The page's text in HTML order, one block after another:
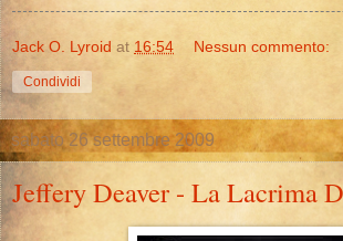
Jack O. Lyroid at 16:54 Nessun commento:
Condividi
sabato 26 settembre 2009
Jeffery Deaver - La Lacrima